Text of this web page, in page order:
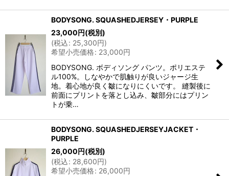
BODYSONG. SQUASHEDJERSEY・PURPLE
23,000円(税別)
(税込: 25,300円)
希望小売価格: 23,000円
BODYSONG. ボディソング パンツ。ポリエステ
ル100%。しなやかで肌触りが良いジャージ生
地。着心地が良く皺になりにくいです。 縫製後に
前面にプリントを落とし込み、皺部分にはプリン
トが乗…
BODYSONG. SQUASHEDJERSEYJACKET・
PURPLE
26,000円(税別)
(税込: 28,600円)
希望小売価格: 26,000円